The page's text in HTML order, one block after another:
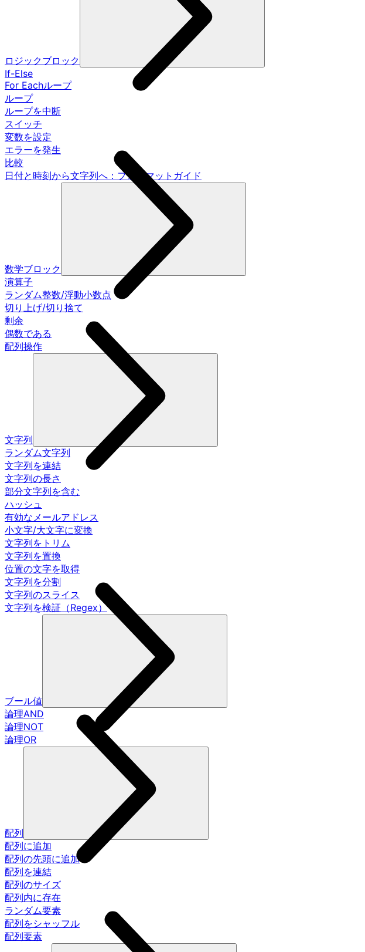
ロジックブロック
If-Else
For Eachループ
ループ
ループを中断
スイッチ
変数を設定
エラーを発生
比較
日付と時刻から文字列へ：フォーマットガイド
数学ブロック
演算子
ランダム整数/浮動小数点
切り上げ/切り捨て
剰余
偶数である
配列操作
文字列
ランダム文字列
文字列を連結
文字列の長さ
部分文字列を含む
ハッシュ
有効なメールアドレス
小文字/大文字に変換
文字列をトリム
文字列を置換
位置の文字を取得
文字列を分割
文字列のスライス
文字列を検証（Regex）
ブール値
論理AND
論理NOT
論理OR
配列
配列に追加
配列の先頭に追加
配列を連結
配列のサイズ
配列内に存在
ランダム要素
配列をシャッフル
配列要素